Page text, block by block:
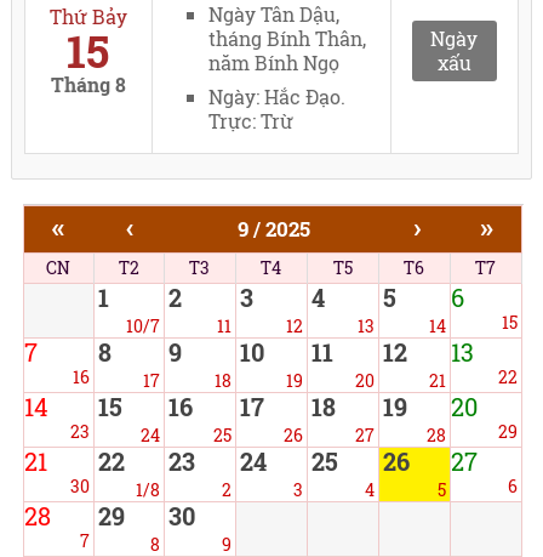
Thứ Bảy
15
Tháng 8
Ngày Tân Dậu,
tháng Bính Thân,
năm Bính Ngọ
Ngày: Hắc Đạo.
Trực: Trừ
Ngày
xấu
« ‹ 9 / 2025 › »
CN T2 T3 T4 T5 T6 T7
1
10/7
2
11
3
12
4
13
5
14
6
15
7
16
8
17
9
18
10
19
11
20
12
21
13
22
14
23
15
24
16
25
17
26
18
27
19
28
20
29
21
30
22
1/8
23
2
24
3
25
4
26
5
27
6
28
7
29
8
30
9